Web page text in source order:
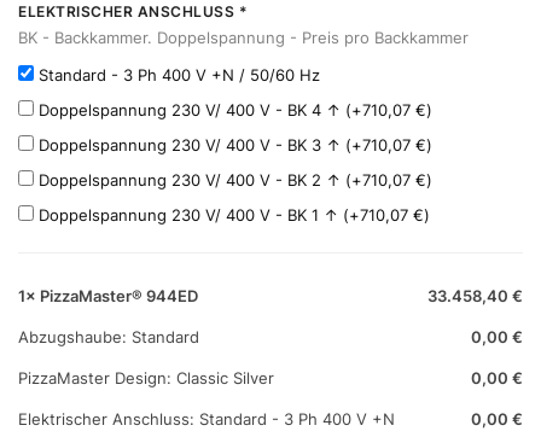
ELEKTRISCHER ANSCHLUSS *
BK - Backkammer. Doppelspannung - Preis pro Backkammer
Standard - 3 Ph 400 V +N / 50/60 Hz
Doppelspannung 230 V/ 400 V - BK 4 ↑ (+710,07 €)
Doppelspannung 230 V/ 400 V - BK 3 ↑ (+710,07 €)
Doppelspannung 230 V/ 400 V - BK 2 ↑ (+710,07 €)
Doppelspannung 230 V/ 400 V - BK 1 ↑ (+710,07 €)
1× PizzaMaster® 944ED 33.458,40 €
Abzugshaube: Standard 0,00 €
PizzaMaster Design: Classic Silver 0,00 €
Elektrischer Anschluss: Standard - 3 Ph 400 V +N
0,00 €